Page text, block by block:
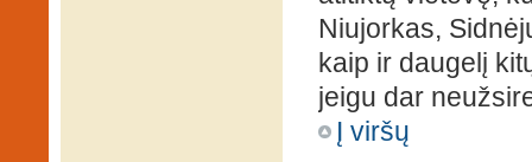
Niujorkas,
kaip ir daugelį
jeigu dar
Į viršų